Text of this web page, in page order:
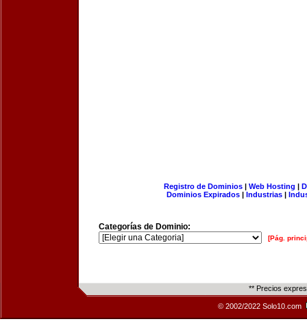
Registro de Dominios| Web Hosting |
Dominios Expirados | Industrias |
Categorías de Dominio:
[Pág.
** Precios
© 2002/2022 Solo10.com